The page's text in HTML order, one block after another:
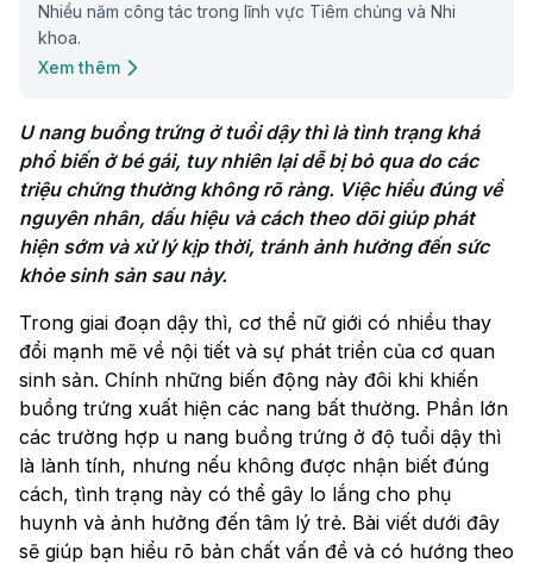
Nhiều năm công tác trong lĩnh vực Tiêm chủng và Nhi
khoa.
Xem thêm
U nang buồng trứng ở tuổi dậy thì là tình trạng khá
phổ biến ở bé gái, tuy nhiên lại dễ bị bỏ qua do các
triệu chứng thường không rõ ràng. Việc hiểu đúng về
nguyên nhân, dấu hiệu và cách theo dõi giúp phát
hiện sớm và xử lý kịp thời, tránh ảnh hưởng đến sức
khỏe sinh sản sau này.
Trong giai đoạn dậy thì, cơ thể nữ giới có nhiều thay
đổi mạnh mẽ về nội tiết và sự phát triển của cơ quan
sinh sản. Chính những biến động này đôi khi khiến
buồng trứng xuất hiện các nang bất thường. Phần lớn
các trường hợp u nang buồng trứng ở độ tuổi dậy thì
là lành tính, nhưng nếu không được nhận biết đúng
cách, tình trạng này có thể gây lo lắng cho phụ
huynh và ảnh hưởng đến tâm lý trẻ. Bài viết dưới đây
sẽ giúp bạn hiểu rõ bản chất vấn đề và có hướng theo